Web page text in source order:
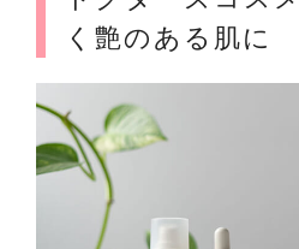
く艶のある肌に